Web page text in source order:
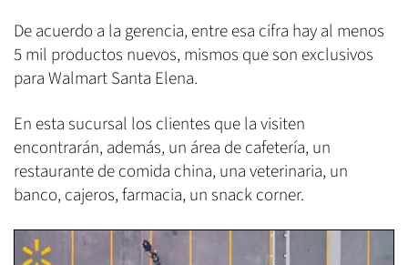
De acuerdo a la gerencia, entre esa cifra hay al menos
5 mil productos nuevos, mismos que son exclusivos
para Walmart Santa Elena.
En esta sucursal los clientes que la visiten
encontrarán, además, un área de cafetería, un
restaurante de comida china, una veterinaria, un
banco, cajeros, farmacia, un snack corner.